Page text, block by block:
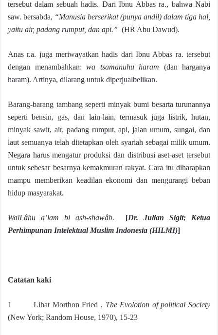
tersebut dalam sebuah hadis. Dari Ibnu Abbas ra., bahwa Nabi
saw. bersabda, “Manusia berserikat (punya andil) dalam tiga hal,
yaitu air, padang rumput, dan api.” (HR Abu Dawud).
Anas r.a. juga meriwayatkan hadis dari Ibnu Abbas ra. tersebut
dengan menambahkan: wa tsamanuhu haram (dan harganya
haram). Artinya, dilarang untuk diperjualbelikan.
Barang-barang tambang seperti minyak bumi besarta turunannya
seperti bensin, gas, dan lain-lain, termasuk juga listrik, hutan,
minyak sawit, air, padang rumput, api, jalan umum, sungai, dan
laut semuanya telah ditetapkan oleh syariah sebagai milik umum.
Negara harus mengatur produksi dan distribusi aset-aset tersebut
untuk sebesar besarnya kemakmuran rakyat. Cara itu diharapkan
mampu memberikan keadilan ekonomi dan mengurangi beban
hidup masyarakat.
WalLâhu a’lam bi ash-shawâb. [Dr. Julian Sigit; Ketua
Perhimpunan Intelektual Muslim Indonesia (HILMI)]
Catatan kaki
1 Lihat Morthon Fried , The Evolotion of political Society
(New York; Random House, 1970), 15-23